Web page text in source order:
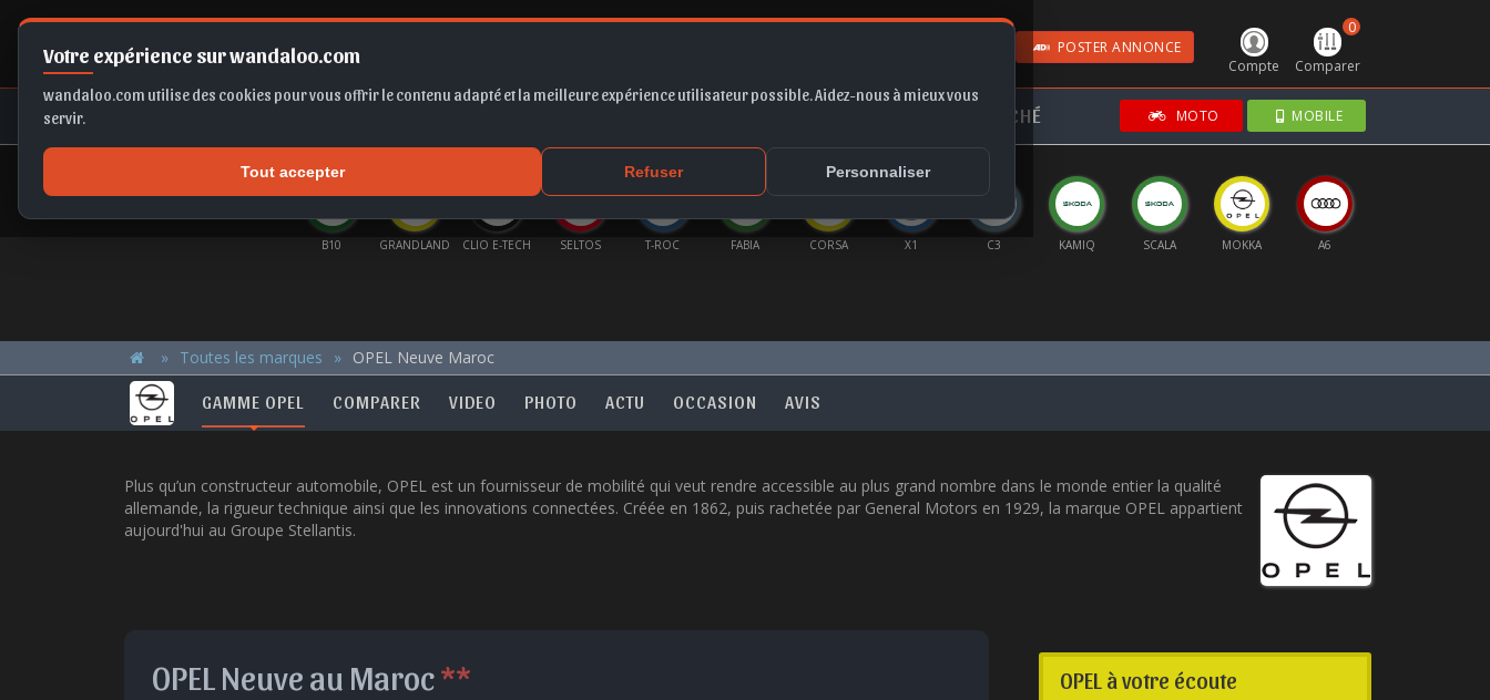
Votre expérience sur wandaloo.com
wandaloo.com utilise des cookies pour vous offrir le contenu adapté et la meilleure expérience utilisateur possible. Aidez-nous à mieux vous
servir.
Tout accepter Refuser Personnaliser
Compte
0
Comparer
POSTER ANNONCE
MARCHÉ MOTO MOBILE
GRANDLAND CLIO E-TECH SELTOS T-ROC FABIA CORSA X1 C3 KAMIQ SCALA MOKKA A6 Q5
Toutes les marques OPEL Neuve Maroc
GAMME OPEL COMPARER VIDEO PHOTO ACTU OCCASION AVIS
Plus qu’un constructeur automobile, OPEL est un fournisseur de mobilité qui veut rendre accessible au plus grand nombre dans le monde entier la qualité
allemande, la rigueur technique ainsi que les innovations connectées. Créée en 1862, puis rachetée par General Motors en 1929, la marque OPEL appartient
aujourd'hui au Groupe Stellantis.
OPEL Neuve au Maroc** OPEL à votre écoute